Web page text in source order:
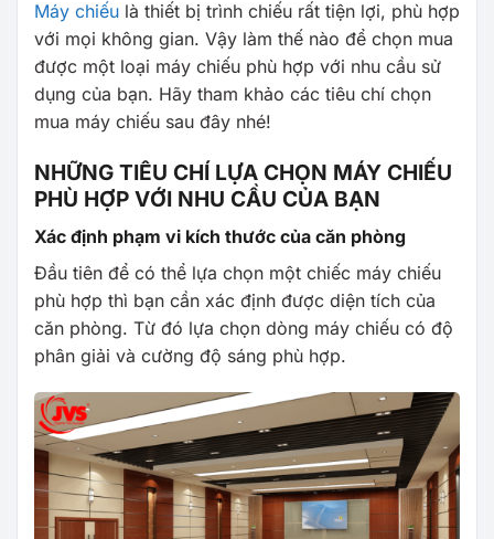
Máy chiếu là thiết bị trình chiếu rất tiện lợi, phù hợp
với mọi không gian. Vậy làm thế nào để chọn mua
được một loại máy chiếu phù hợp với nhu cầu sử
dụng của bạn. Hãy tham khảo các tiêu chí chọn
mua máy chiếu sau đây nhé!
NHỮNG TIÊU CHÍ LỰA CHỌN MÁY CHIẾU
PHÙ HỢP VỚI NHU CẦU CỦA BẠN
Xác định phạm vi kích thước của căn phòng
Đầu tiên để có thể lựa chọn một chiếc máy chiếu
phù hợp thì bạn cần xác định được diện tích của
căn phòng. Từ đó lựa chọn dòng máy chiếu có độ
phân giải và cường độ sáng phù hợp.